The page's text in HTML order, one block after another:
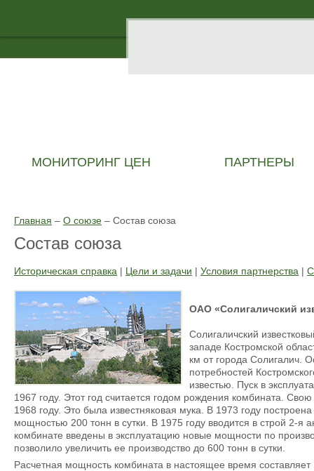
МОНИТОРИНГ ЦЕН ПАРТНЕРЫ
Главная – О союзе – Состав союза
Состав союза
Историческая справка | Цели и задачи | Условия партнерства |
ОАО «Солигаличский
Солигаличский
западе Костромской
км от города Солигалич.
потребностей
известью. Пуск в
1967 году. Этот год считается годом рождения комбината.
1968 году. Это была известняковая мука. В 1973 году
мощностью 200 тонн в сутки. В 1975 году вводится в строй 2-я
комбинате введены в эксплуатацию новые мощности по
позволило увеличить ее производство до 600 тонн в сутки.
Расчетная мощность комбината в настоящее время составляет